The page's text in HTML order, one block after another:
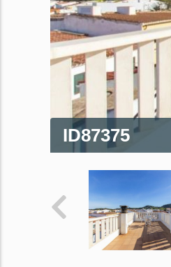
ID87375